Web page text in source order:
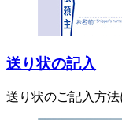
送り状の記入
送り状のご記入方法